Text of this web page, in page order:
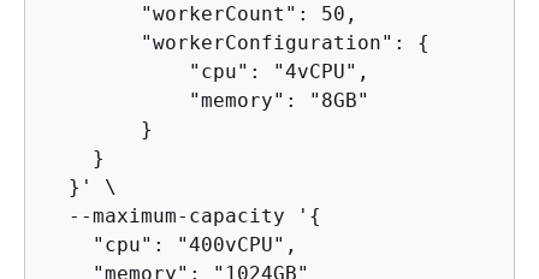
        "workerCount": 50,
        "workerConfiguration":
{
            "cpu": "4vCPU",
            "memory": "8GB"
        }
    }
  }' \
  --maximum-capacity '
{
    "cpu": "400vCPU",
    "memory": "1024GB"